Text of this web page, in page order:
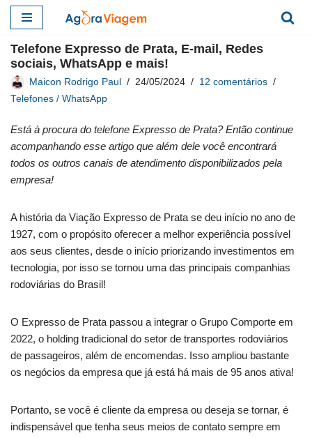
para
o
conteúdo
Telefone Expresso de Prata, E-mail, Redes
sociais, WhatsApp e mais!
Maicon Rodrigo Paul 24/05/2024
12 comentários
Telefones / WhatsApp
Está à procura do telefone Expresso de Prata? Então continue
acompanhando esse artigo que além dele você encontrará
todos os outros canais de atendimento disponibilizados pela
empresa!
A história da Viação Expresso de Prata se deu início no ano de
1927, com o propósito oferecer a melhor experiência possível
aos seus clientes, desde o início priorizando investimentos em
tecnologia, por isso se tornou uma das principais companhias
rodoviárias do Brasil!
O Expresso de Prata passou a integrar o Grupo Comporte em
2022, o holding tradicional do setor de transportes rodoviários
de passageiros, além de encomendas. Isso ampliou bastante
os negócios da empresa que já está há mais de 95 anos ativa!
Portanto, se você é cliente da empresa ou deseja se tornar, é
indispensável que tenha seus meios de contato sempre em